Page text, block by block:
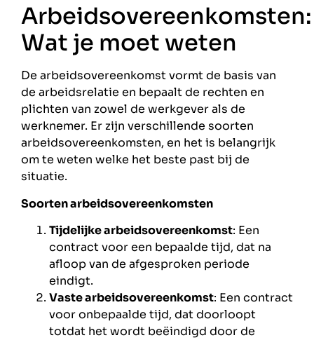
Arbeidsovereenkomsten:
Wat je moet weten
De arbeidsovereenkomst vormt de basis van
de arbeidsrelatie en bepaalt de rechten en
plichten van zowel de werkgever als de
werknemer. Er zijn verschillende soorten
arbeidsovereenkomsten, en het is belangrijk
om te weten welke het beste past bij de
situatie.
Soorten arbeidsovereenkomsten
Tijdelijke arbeidsovereenkomst: Een
contract voor een bepaalde tijd, dat na
afloop van de afgesproken periode
eindigt.
Vaste arbeidsovereenkomst: Een contract
voor onbepaalde tijd, dat doorloopt
totdat het wordt beëindigd door de